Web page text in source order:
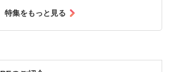
特集をもっと見る